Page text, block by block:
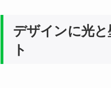
デザインに光
ト